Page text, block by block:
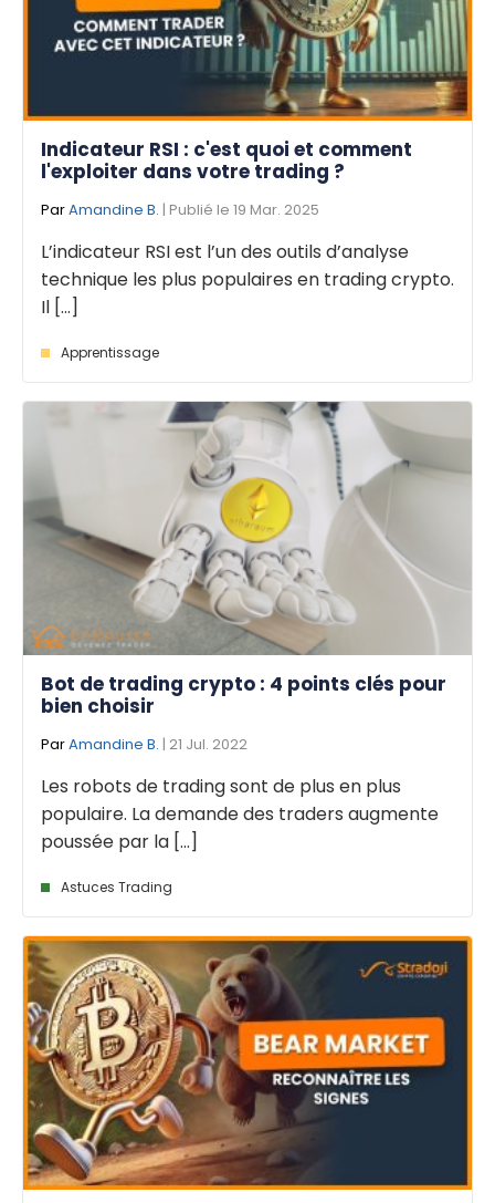
Indicateur RSI : c'est quoi et comment
l'exploiter dans votre trading ?
ParAmandine B. | Publié le 19 Mar. 2025
L’indicateur RSI est l’un des outils d’analyse
technique les plus populaires en trading crypto.
Il [...]
Apprentissage
Bot de trading crypto : 4 points clés pour
bien choisir
ParAmandine B. | 21 Jul. 2022
Les robots de trading sont de plus en plus
populaire. La demande des traders augmente
poussée par la [...]
Astuces Trading